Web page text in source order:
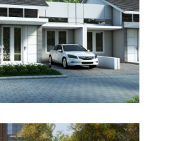
TERBAIK